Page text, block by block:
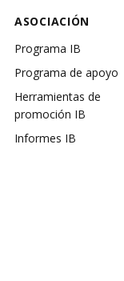
ASOCIACIÓN
Programa IB
Programa de apoyo
Herramientas de
promoción IB
Informes IB